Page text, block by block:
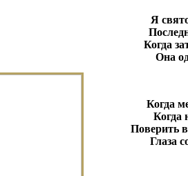
Я
Когда
Она
Когда
Когда
Поверить в
Глаза